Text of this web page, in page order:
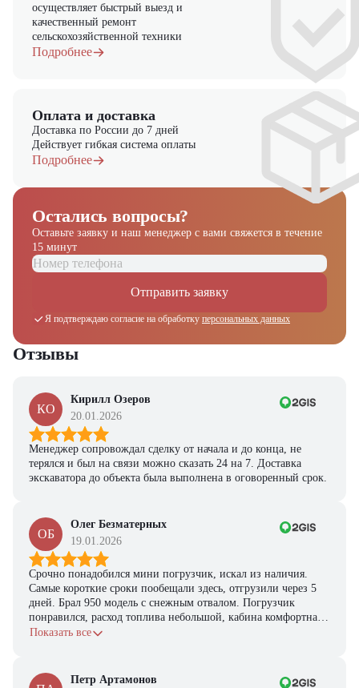
осуществляет быстрый выезд и
качественный ремонт
сельскохозяйственной техники
Подробнее
Оплата и доставка
Доставка по России до 7 дней
Действует гибкая система оплаты
Подробнее
Остались вопросы?
Оставьте заявку и наш менеджер с вами свяжется в течение
15 минут
Отправить заявку
Я подтверждаю согласие на обработку персональных данных
Отзывы
КО
Кирилл Озеров
20.01.2026
Менеджер сопровождал сделку от начала и до конца, не
терялся и был на связи можно сказать 24 на 7. Доставка
экскаватора до объекта была выполнена в оговоренный срок.
ОБ
Олег Безматерных
19.01.2026
Срочно понадобился мини погрузчик, искал из наличия.
Самые короткие сроки пообещали здесь, отгрузили через 5
дней. Брал 950 модель с снежным отвалом. Погрузчик
понравился, расход топлива небольшой, кабина комфортная,
с задачами справляется.
Показать все
Петр Артамонов